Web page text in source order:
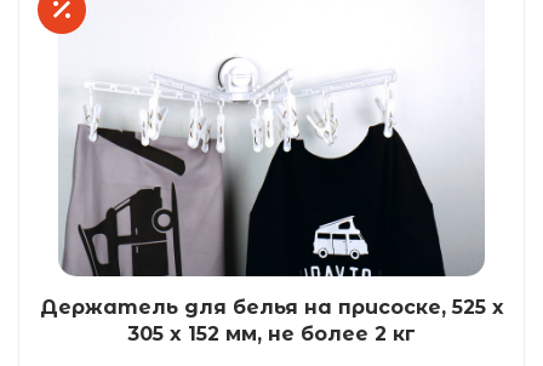
Держатель для белья на присоске, 525 x
305 x 152 мм, не более 2 кг